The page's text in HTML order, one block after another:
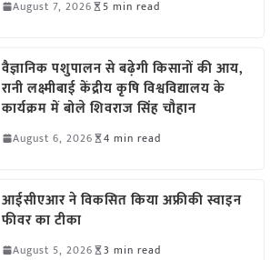
August 7, 2026 5 min read
वैज्ञानिक पशुपालन से बढ़ेगी किसानों की आय,
रानी लक्ष्मीबाई केंद्रीय कृषि विश्वविद्यालय के
कार्यक्रम में बोले शिवराज सिंह चौहान
August 6, 2026 4 min read
आईसीएआर ने विकसित किया अफ्रीकी स्वाइन
फीवर का टीका
August 5, 2026 3 min read